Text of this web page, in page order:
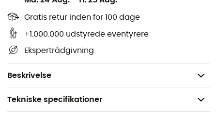
Gratis retur inden for 100 dage
+1.000.000 udstyrede eventyrere
Ekspertrådgivning
Beskrivelse
ægte
Materialer: 70 % merinould, 30 % polyamid
Ultratynd fiber med en diameter på 16,5 mikron
Tekniske specifikationer